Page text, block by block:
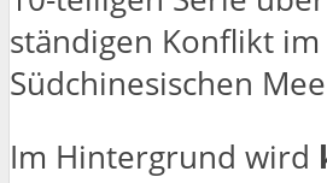
ständigen Konflikt im
Südchinesischen
Im Hintergrund wird